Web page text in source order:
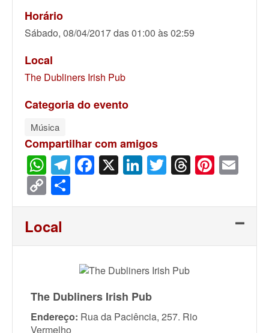
Horário
Sábado, 08/04/2017 das 01:00 às 02:59
Local
The Dubliners Irish Pub
Categoria do evento
Música
Compartilhar com amigos
WhatsApp
Telegram
Facebook
X LinkedIn
Twitter
Threads
Copy
Link
Local
The Dubliners Irish Pub
Endereço: Rua da Paciência, 257. Rio
Vermelho